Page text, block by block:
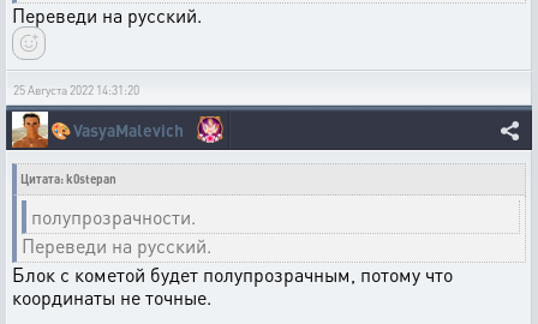
Переведи на русский.
25 Августа 2022 14:31:20
🎨VasyaMalevich
Цитата: k0stepan
полупрозрачности.
Переведи на русский.
Блок с кометой будет полупрозрачным, потому что
координаты не точные.